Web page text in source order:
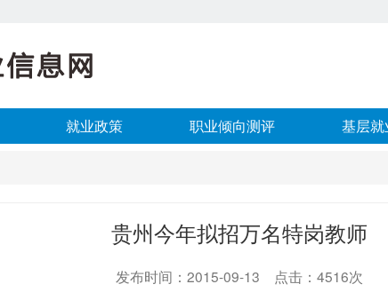
就业政策 职业倾向测评 基层就
贵州今年拟招万名特岗教师
发布时间：2015-09-13 点击：4516次